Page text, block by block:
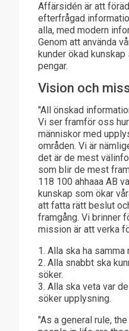
Affärsidén är att
efterfrågad
alla, med modern
Genom att använda
kunder ökad
pengar.
Vision och
"All önskad
Vi ser framför oss
människor med
områden. Vi är
det är de mest
som blir de mest
118 100 ahhaaa AB
kunskap som ökar
att fatta rätt beslut
framgång. Vi brinner
mission är att verka
1. Alla ska ha
2. Alla snabbt ska
söker.
3. Alla ska veta var
söker upplysning.
"As a general rule,